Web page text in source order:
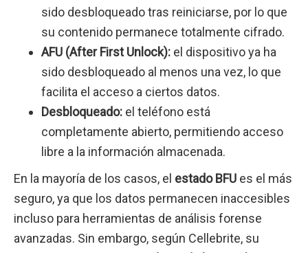
sido desbloqueado tras reiniciarse, por lo que
su contenido permanece totalmente cifrado.
AFU (After First Unlock): el dispositivo ya ha
sido desbloqueado al menos una vez, lo que
facilita el acceso a ciertos datos.
Desbloqueado: el teléfono está
completamente abierto, permitiendo acceso
libre a la información almacenada.
En la mayoría de los casos, el estado BFU es el más
seguro, ya que los datos permanecen inaccesibles
incluso para herramientas de análisis forense
avanzadas. Sin embargo, según Cellebrite, su